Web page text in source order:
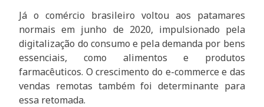
Já o comércio brasileiro voltou aos patamares
normais em junho de 2020, impulsionado pela
digitalização do consumo e pela demanda por bens
essenciais, como alimentos e produtos
farmacêuticos. O crescimento do e-commerce e das
vendas remotas também foi determinante para
essa retomada.